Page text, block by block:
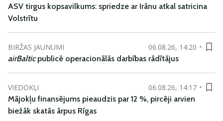
ASV tirgus kopsavilkums: spriedze ar Irānu atkal satricina
Volstrītu
BIRŽAS JAUNUMI
06.08.26, 14:20
airBalticpublicē operacionālās darbības rādītājus
VIEDOKĻI
06.08.26, 14:17
Mājokļu finansējums pieaudzis par 12 %, pircēji arvien
biežāk skatās ārpus Rīgas